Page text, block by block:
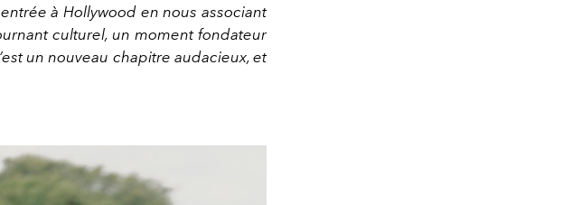
à Hollywood en nous associant
culturel, un moment fondateur
un nouveau chapitre audacieux, et